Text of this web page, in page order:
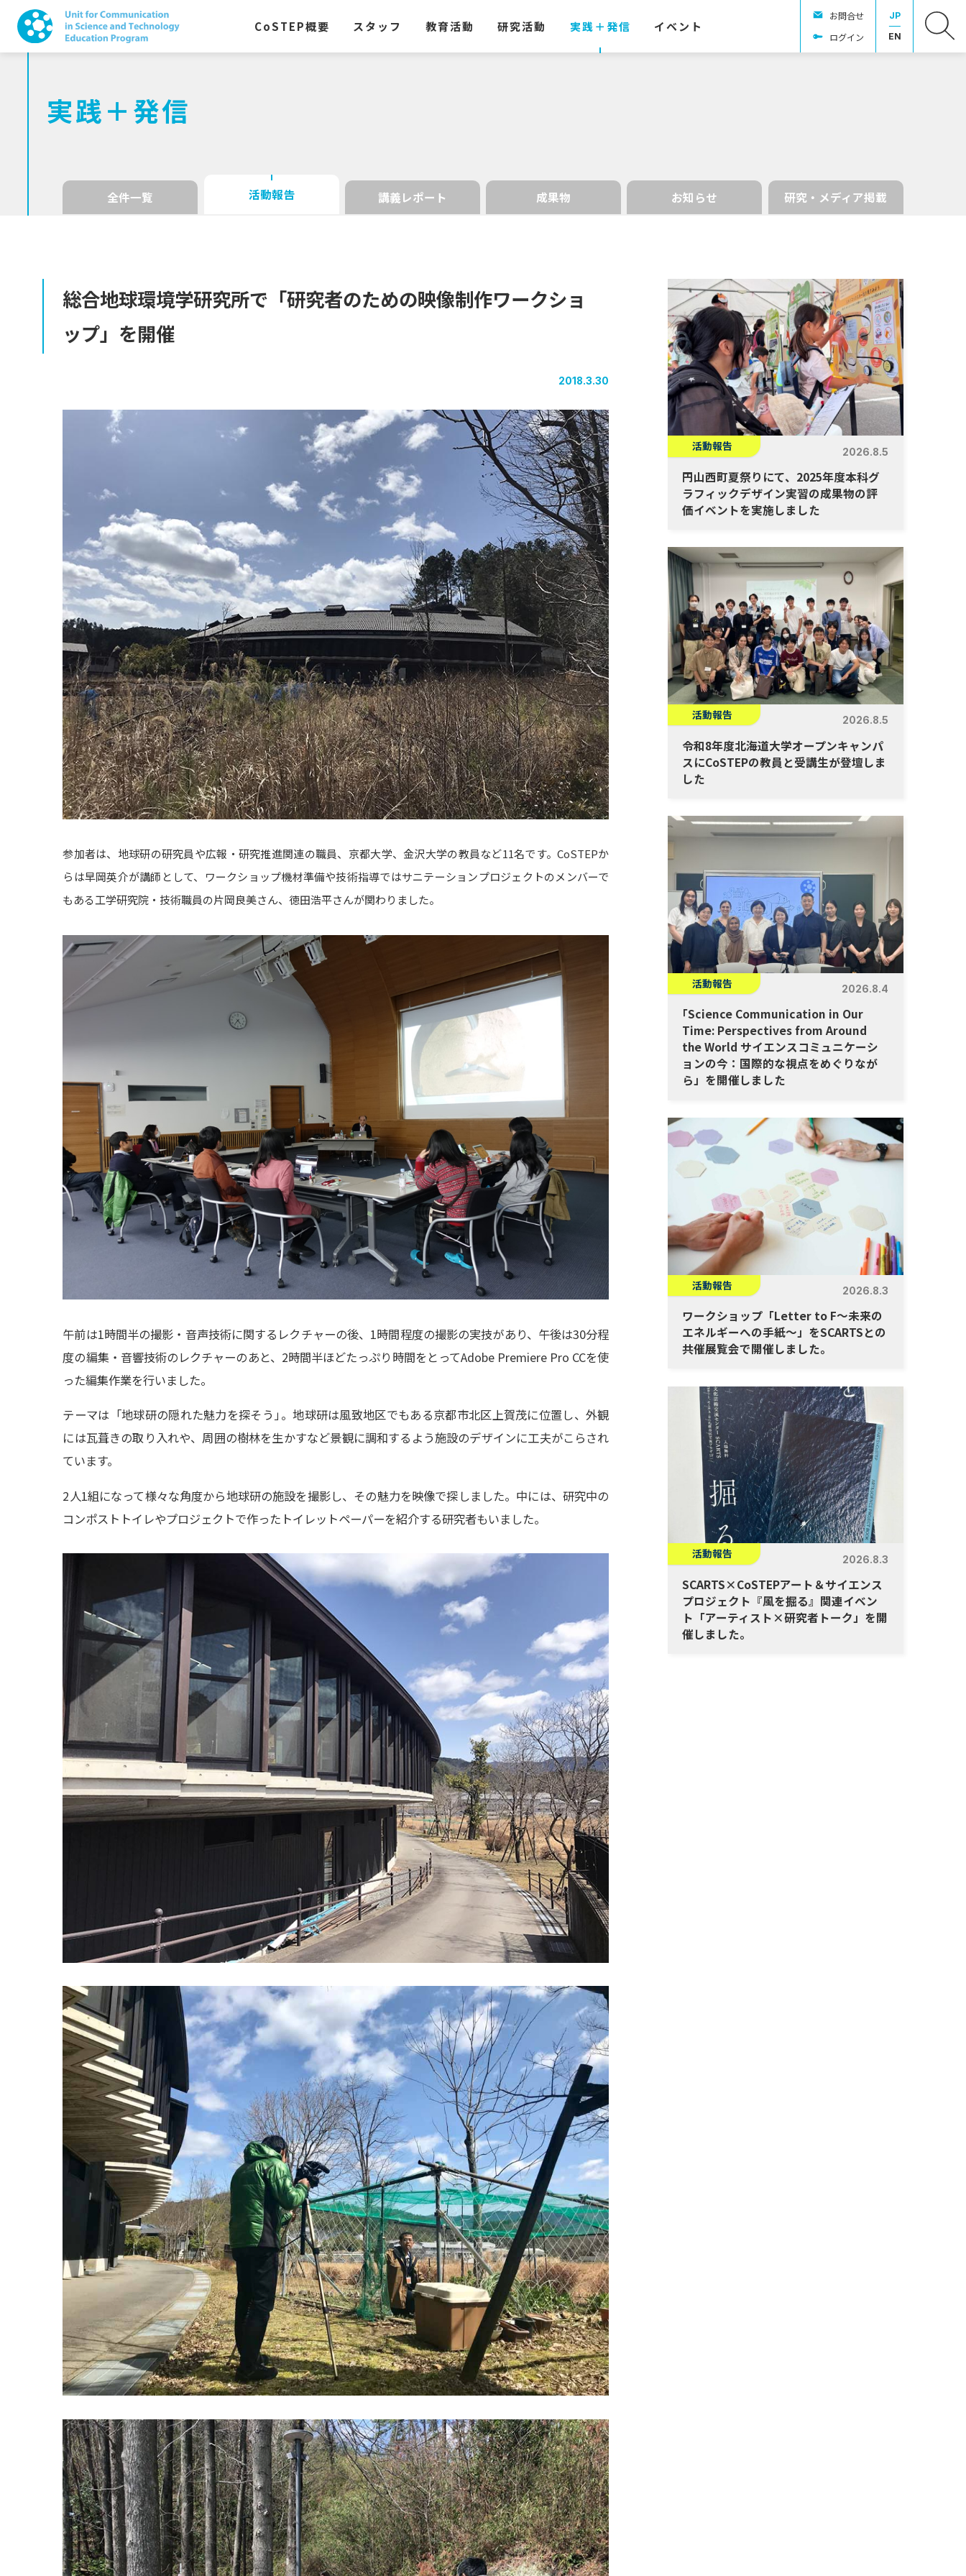
CoSTEP概要 スタッフ 教育活動 研究活動 実践＋発信 イベント
お問合せ
ログイン
JP
EN
実践＋発信
全件一覧 活動報告 講義レポート 成果物 お知らせ 研究・メディア掲載
総合地球環境学研究所で 「研究者のための映像制作ワークショ
ップ」を開催
2018.3.30
参加者は、地球研の研究員や広報・研究推進関連の職員、京都大学、金沢大学の教員など11名です。CoSTEPか
らは早岡英介が講師として、ワークショップ機材準備や技術指導ではサニテーションプロジェクトのメンバーで
もある工学研究院・技術職員の片岡良美さん、徳田浩平さんが関わりました。
午前は1時間半の撮影・音声技術に関するレクチャーの後、1時間程度の撮影の実技があり、午後は30分程
度の編集・音響技術のレクチャーのあと、2時間半ほどたっぷり時間をとってAdobe Premiere Pro CCを使
った編集作業を行いました。
テーマは「地球研の隠れた魅力を探そう 」 。地球研は風致地区でもある京都市北区上賀茂に位置し、外観
には瓦葺きの取り入れや、周囲の樹林を生かすなど景観に調和するよう施設のデザインに工夫がこらされ
ています。
2人1組になって様々な角度から地球研の施設を撮影し、その魅力を映像で探しました。中には、研究中の
コンポストトイレやプロジェクトで作ったトイレットペーパーを紹介する研究者もいました。
活動報告 2026.8.5
円山西町夏祭りにて、2025年度本科グ
ラフィックデザイン実習の成果物の評
価イベントを実施しました
活動報告 2026.8.5
令和8年度北海道大学オープンキャンパ
スにCoSTEPの教員と受講生が登壇しま
した
活動報告 2026.8.4
「Science Communication in Our
Time: Perspectives from Around
the World サイエンスコミュニケーシ
ョンの今：国際的な視点をめぐりなが
ら」を開催しました
活動報告 2026.8.3
ワークショップ「Letter to F～未来の
エネルギーへの手紙～」をSCARTSとの
共催展覧会で開催しました。
活動報告 2026.8.3
SCARTS×CoSTEPアート＆サイエンス
プロジェクト『風を掘る』関連イベン
ト「アーティスト×研究者トーク」を開
催しました。